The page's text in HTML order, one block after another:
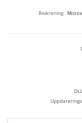
Beskrivning: